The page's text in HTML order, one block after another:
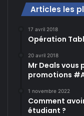
Articles les
17 avril 2018
Opération
20 avril 2018
Mr Deals vous
promotions
1 novembre 2022
Comment
étudiant ?